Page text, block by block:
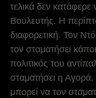
τελικά δεν κατάφερε
Βουλευτής. Η
διαφορετική. Τον
τον σταματήσει
πολιτικός του
σταματήσει η
μπορεί να τον